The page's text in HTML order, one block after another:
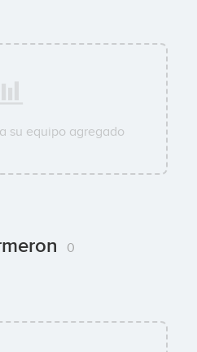
su equipo agregado
0